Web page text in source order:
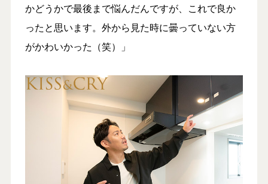
かどうかで最後まで悩んだんですが、これで良か
ったと思います。外から見た時に曇っていない方
がかわいかった（笑）」